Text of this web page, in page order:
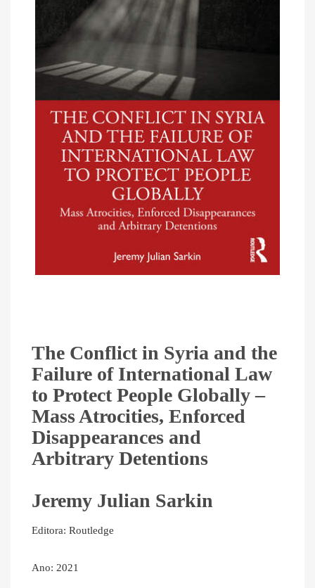
The Conflict in Syria and the
Failure of International Law
to Protect People Globally –
Mass Atrocities, Enforced
Disappearances and
Arbitrary Detentions
Jeremy Julian Sarkin
Editora: Routledge
Ano: 2021